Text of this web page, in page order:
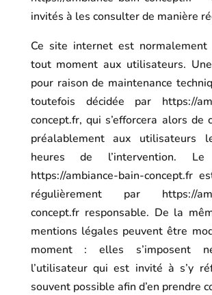
invités à les consulter de manière
Ce site internet est normalement
tout moment aux utilisateurs.
pour raison de maintenance
toutefois décidée par https://
concept.fr, qui s’efforcera alors de
préalablement aux utilisateurs
heures de l’intervention.
https://ambiance-bain-concept.fr
régulièrement par https://
concept.frresponsable. De la
mentions légales peuvent être
moment : elles s’imposent
l’utilisateur qui est invité à s’y
souvent possible afin d’en prendre